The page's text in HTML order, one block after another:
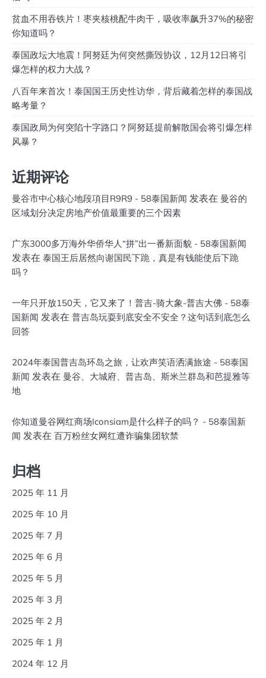
贫血不用吞铁片！枣夹核桃配牛肉干，吸收率飙升37%的秘密
你知道吗？
泰国政坛大地震！阿努廷为何突然撕毁协议，12月12日将引
爆怎样的权力大战？
八百年来首次！泰国国王历史性访华，背后藏着怎样的泰国战
略考量？
泰国政局为何突陷十字路口？阿努廷提前解散国会将引爆怎样
风暴？
近期评论
曼谷市中心核心地段項目R9R9 - 58泰国新闻 发表在 曼谷的
区域划分决定房地产价值最重要的三个因素
广东3000多万海外华侨华人“拼”出一番新面貌 - 58泰国新闻
发表在 泰国王后居然向谢国民下跪，真是有钱能使后下跪
吗？
一年只开放150天，它又来了！普吉-骑大象-普吉大佛 - 58泰
国新闻 发表在 普吉岛玩耍到底安全不安全？这句话到底怎么
回答
2024年泰国普吉岛环岛之旅，让欢声笑语洒满旅途 - 58泰国
新闻 发表在 曼谷、大城府、普吉岛、斯米兰群岛和芭提雅等
地
你知道曼谷网红商场Iconsiam是什么样子的吗？ - 58泰国新
闻 发表在 百万粉丝女网红遭诈骗集团软禁
归档
2025 年 11 月
2025 年 10 月
2025 年 7 月
2025 年 6 月
2025 年 5 月
2025 年 3 月
2025 年 2 月
2025 年 1 月
2024 年 12 月